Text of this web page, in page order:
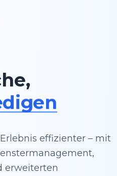
effizienter – mit
erweiterten